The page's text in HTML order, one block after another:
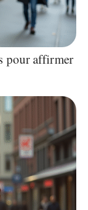
pour affirmer